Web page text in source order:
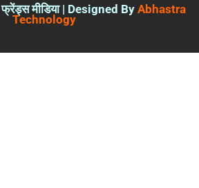
मीडिया | Designed By Abhastra
Technology